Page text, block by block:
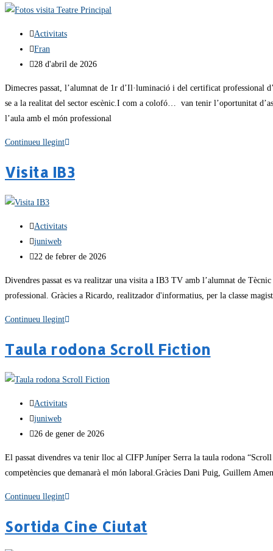
Activitats
Fran
28 d'abril de 2026
Dimecres passat, l’alumnat de 1r d’Il·luminació i del certificat professional
se a la realitat del sector escènic.I com a colofó… van tenir l’oportunitat
l’aula amb el món professional
Continueu llegint
Visita IB3
Activitats
juniweb
22 de febrer de 2026
Divendres passat es va realitzar una visita a IB3 TV amb l’alumnat de
professional. Gràcies a Ricardo, realitzador d'informatius, per la classe
Continueu llegint
Taula rodona Scroll Fiction
Activitats
juniweb
26 de gener de 2026
El passat divendres va tenir lloc al CIFP Juníper Serra la taula rodona
competències que demanarà el món laboral.Gràcies Dani Puig, Guillem
Continueu llegint
Sortida Cine Ciutat